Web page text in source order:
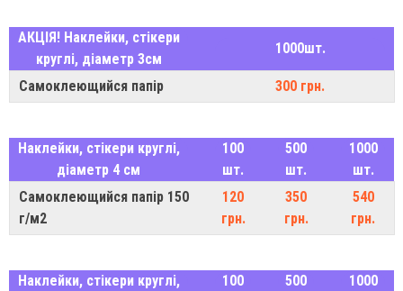
АКЦІЯ! Наклейки, стікери
круглі, діаметр 3см
1000шт.
Самоклеющийся папір 300 грн.
Наклейки, стікери круглі,
діаметр 4 см
100
шт.
500
шт.
1000
шт.
Самоклеющийся папір 150
г/м2
120
грн.
350
грн.
540
грн.
Наклейки, стікери круглі,
100
500
1000